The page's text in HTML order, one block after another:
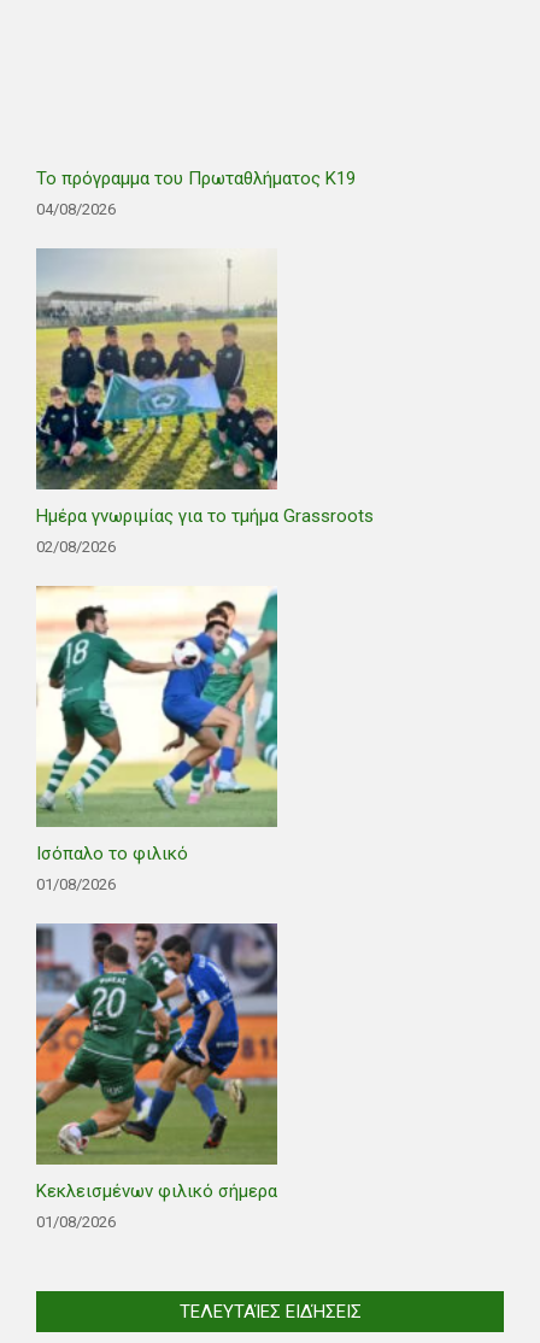
Το πρόγραμμα του Πρωταθλήματος Κ19
04/08/2026
Ημέρα γνωριμίας για το τμήμα Grassroots
02/08/2026
Ισόπαλο το φιλικό
01/08/2026
Κεκλεισμένων φιλικό σήμερα
01/08/2026
ΤΕΛΕΥΤΑΊΕΣ ΕΙΔΉΣΕΙΣ